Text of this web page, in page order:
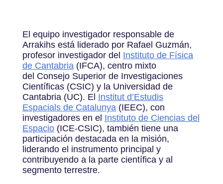
El equipo investigador responsable de
Arrakihs está liderado por Rafael Guzmán,
profesor investigador del Instituto de Física
de Cantabria(IFCA), centro mixto
del Consejo Superior de Investigaciones
Científicas (CSIC) y la Universidad de
Cantabria (UC). El Institut d’Estudis
Espacials de Catalunya(IEEC), con
investigadores en el Instituto de Ciencias del
Espacio(ICE-CSIC), también tiene una
participación destacada en la misión,
liderando el instrumento principal y
contribuyendo a la parte científica y al
segmento terrestre.